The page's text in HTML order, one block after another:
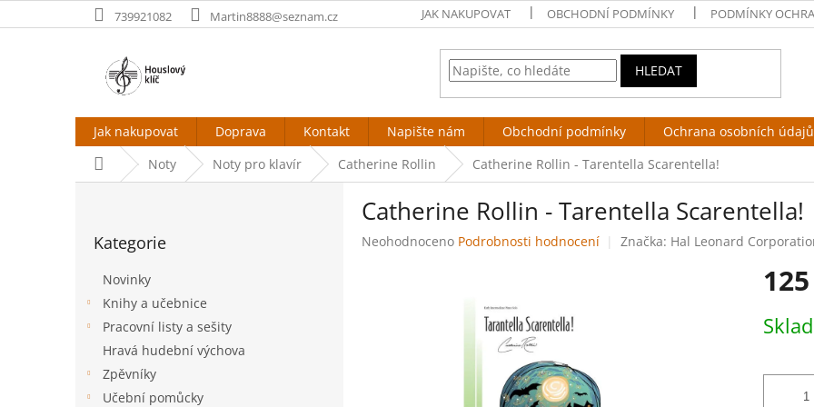
na
739921082 Martin8888@seznam.cz JAK NAKUPOVAT OBCHODNÍ PODMÍNKY PODMÍNKY
HLEDAT
Jak nakupovat Doprava Kontakt Napište nám Obchodní podmínky
Ochrana osobních údajů
Domů Noty Noty pro klavír Catherine Rollin Catherine Rollin - Tarentella Scarentella!
kategorie
Kategorie
Novinky
Knihy a učebnice
Pracovní listy a sešity
Hravá hudební výchova
Zpěvníky
Učební pomůcky
Catherine Rollin - Tarentella Scarentella!
Průměrné
Neohodnoceno Podrobnosti hodnocení Značka: Hal Leonard
cena: